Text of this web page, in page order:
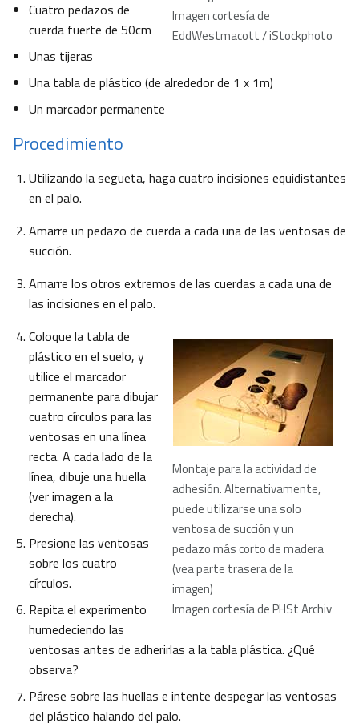
Imagen cortesía de
EddWestmacott / iStockphoto
Cuatro pedazos de
cuerda fuerte de 50cm
Unas tijeras
Una tabla de plástico (de alrededor de 1 x 1m)
Un marcador permanente
Procedimiento
Utilizando la segueta, haga cuatro incisiones equidistantes
en el palo.
Amarre un pedazo de cuerda a cada una de las ventosas de
succión.
Amarre los otros extremos de las cuerdas a cada una de
las incisiones en el palo.
Montaje para la actividad de
adhesión. Alternativamente,
puede utilizarse una solo
ventosa de succión y un
pedazo más corto de madera
(vea parte trasera de la
imagen)
Imagen cortesía de PHSt Archiv
Coloque la tabla de
plástico en el suelo, y
utilice el marcador
permanente para dibujar
cuatro círculos para las
ventosas en una línea
recta. A cada lado de la
línea, dibuje una huella
(ver imagen a la
derecha).
Presione las ventosas
sobre los cuatro
círculos.
Repita el experimento
humedeciendo las
ventosas antes de adherirlas a la tabla plástica. ¿Qué
observa?
Párese sobre las huellas e intente despegar las ventosas
del plástico halando del palo.